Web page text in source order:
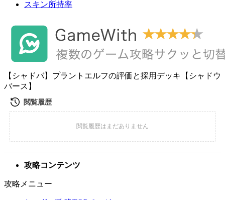
スキン所持率
【シャドバ】プラントエルフの評価と採用デッキ【シャドウ
バース】
攻略コンテンツ
攻略メニュー